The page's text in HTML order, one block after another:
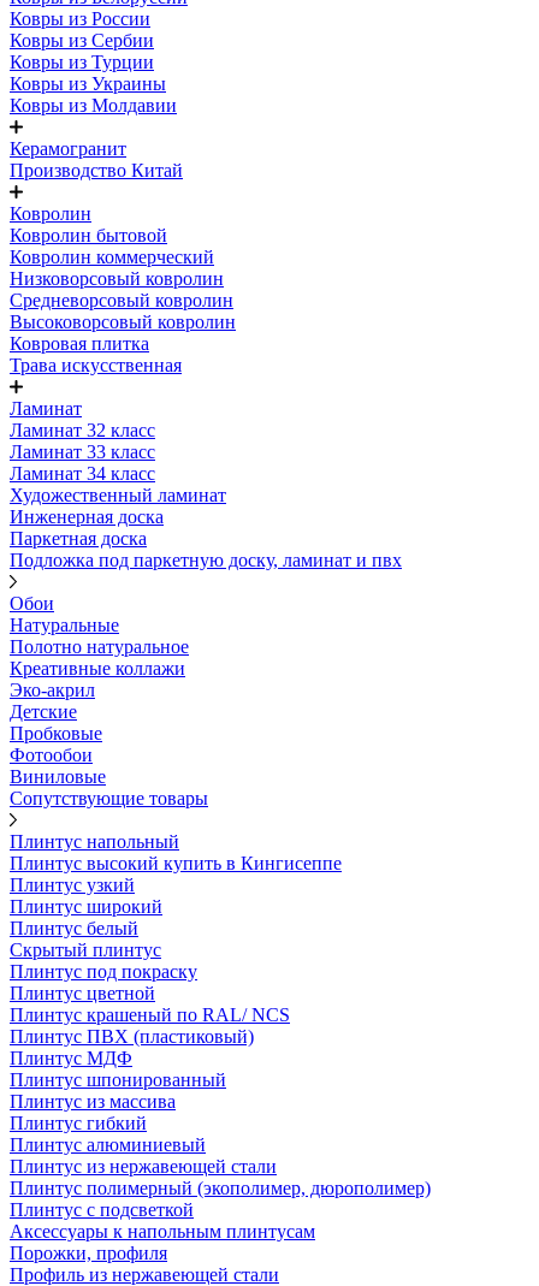
Ковры из России
Ковры из Сербии
Ковры из Турции
Ковры из Украины
Ковры из Молдавии
Керамогранит
Производство Китай
Ковролин
Ковролин бытовой
Ковролин коммерческий
Низковорсовый ковролин
Средневорсовый ковролин
Высоковорсовый ковролин
Ковровая плитка
Трава искусственная
Ламинат
Ламинат 32 класс
Ламинат 33 класс
Ламинат 34 класс
Художественный ламинат
Инженерная доска
Паркетная доска
Подложка под паркетную доску, ламинат и пвх
Обои
Натуральные
Полотно натуральное
Креативные коллажи
Эко-акрил
Детские
Пробковые
Фотообои
Виниловые
Сопутствующие товары
Плинтус напольный
Плинтус высокий купить в Кингисеппе
Плинтус узкий
Плинтус широкий
Плинтус белый
Скрытый плинтус
Плинтус под покраску
Плинтус цветной
Плинтус крашеный по RAL/ NCS
Плинтус ПВХ (пластиковый)
Плинтус МДФ
Плинтус шпонированный
Плинтус из массива
Плинтус гибкий
Плинтус алюминиевый
Плинтус из нержавеющей стали
Плинтус полимерный (экополимер, дюрополимер)
Плинтус с подсветкой
Аксессуары к напольным плинтусам
Порожки, профиля
Профиль из нержавеющей стали